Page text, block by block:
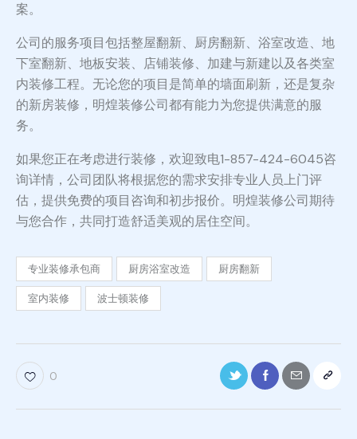
案。
公司的服务项目包括整屋翻新、厨房翻新、浴室改造、地
下室翻新、地板安装、店铺装修、加建与新建以及各类室
内装修工程。无论您的项目是简单的墙面刷新，还是复杂
的新房装修，明煌装修公司都有能力为您提供满意的服
务。
如果您正在考虑进行装修，欢迎致电1-857-424-6045咨
询详情，公司团队将根据您的需求安排专业人员上门评
估，提供免费的项目咨询和初步报价。明煌装修公司期待
与您合作，共同打造舒适美观的居住空间。
专业装修承包商 厨房浴室改造 厨房翻新
室内装修 波士顿装修
0